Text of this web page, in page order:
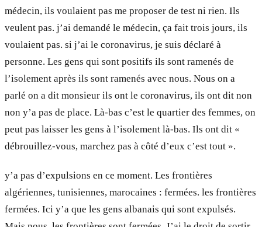
médecin, ils voulaient pas me proposer de test ni rien. Ils
veulent pas. j’ai demandé le médecin, ça fait trois jours, ils
voulaient pas. si j’ai le coronavirus, je suis déclaré à
personne. Les gens qui sont positifs ils sont ramenés de
l’isolement après ils sont ramenés avec nous. Nous on a
parlé on a dit monsieur ils ont le coronavirus, ils ont dit non
non y’a pas de place. Là-bas c’est le quartier des femmes, on
peut pas laisser les gens à l’isolement là-bas. Ils ont dit «
débrouillez-vous, marchez pas à côté d’eux c’est tout ».
y’a pas d’expulsions en ce moment. Les frontières
algériennes, tunisiennes, marocaines : fermées. les frontières
fermées. Ici y’a que les gens albanais qui sont expulsés.